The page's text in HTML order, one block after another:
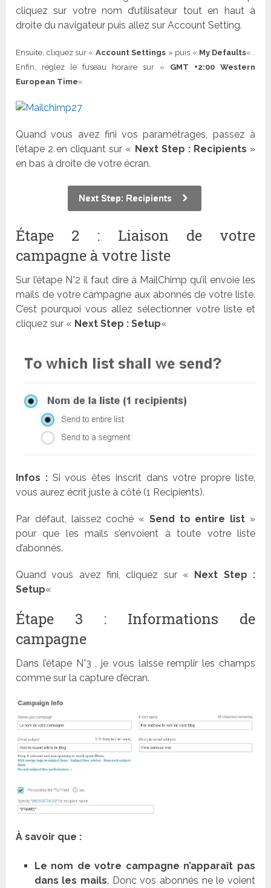
cliquez sur votre nom d’utilisateur tout en haut à
droite du navigateur puis allez sur Account Setting.
Ensuite, cliquez sur « Account Settings » puis « My Defaults« .
Enfin, réglez le fuseau horaire sur « GMT +2:00 Western
European Time«
Quand vous avez fini vos paramétrages, passez à
l’étape 2 en cliquant sur « Next Step : Recipients »
en bas à droite de votre écran.
Étape 2 : Liaison de votre
campagne à votre liste
Sur l’étape N°2 il faut dire à MailChimp qu’il envoie les
mails de votre campagne aux abonnés de votre liste.
C’est pourquoi vous allez sélectionner votre liste et
cliquez sur « Next Step : Setup«
Infos :Si vous êtes inscrit dans votre propre liste,
vous aurez écrit juste à côté (1 Recipients).
Par défaut, laissez coché « Send to entire list »
pour que les mails s’envoient à toute votre liste
d’abonnés.
Quand vous avez fini, cliquez sur « Next Step :
Setup«
Étape 3 : Informations de
campagne
Dans l’étape N°3 , je vous laisse remplir les champs
comme sur la capture d’écran.
À savoir que :
Le nom de votre campagne n’apparaît pas
dans les mails. Donc vos abonnés ne le voient